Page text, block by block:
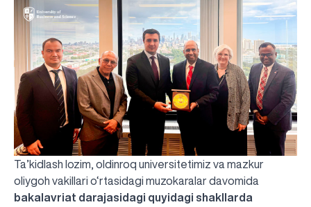
Ta’kidlash lozim, oldinroq universitetimiz va mazkur
oliygoh vakillari o‘rtasidagi muzokaralar davomida
bakalavriat darajasidagi quyidagi shakllarda